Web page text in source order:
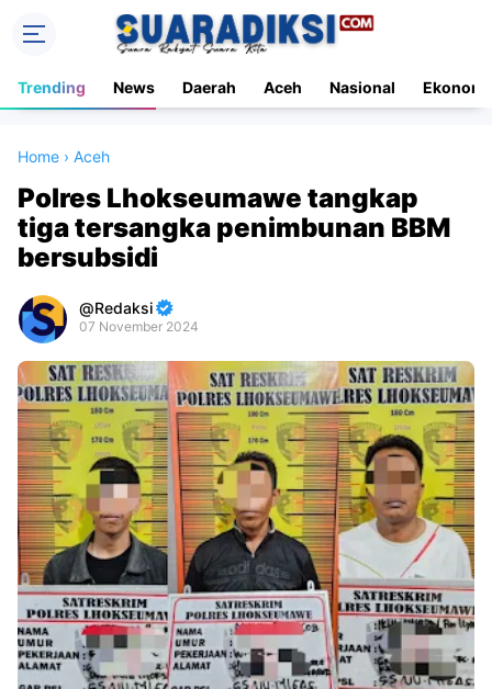
Trending News Daerah Aceh Nasional Ekonomi
Home › Aceh
Polres Lhokseumawe tangkap
tiga tersangka penimbunan BBM
bersubsidi
Redaksi
07 November 2024
Premium
By
Raushan
Design
With
Shroff
Templates